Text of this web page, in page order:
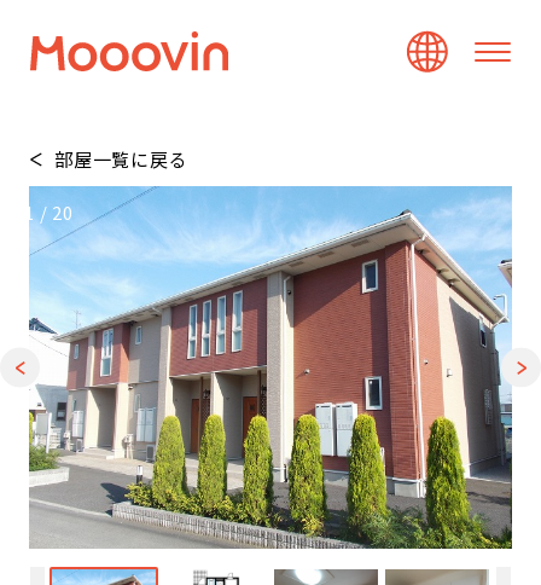
部屋一覧に戻る
1 / 20